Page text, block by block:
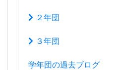
２年団
３年団
学年団の過去ブログ